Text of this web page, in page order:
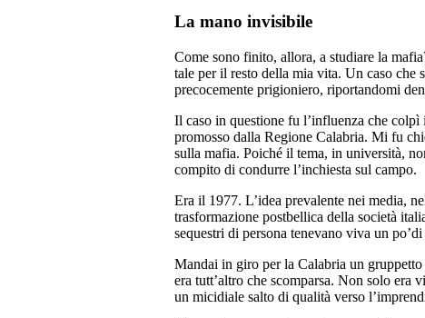
La mano invisibile
Come sono finito, allora, a studiare la
tale per il resto della mia vita. Un caso che
precocemente prigioniero, riportandomi
Il caso in questione fu l’influenza che
promosso dalla Regione Calabria. Mi fu
sulla mafia. Poiché il tema, in università,
compito di condurre l’inchiesta sul campo.
Era il 1977. L’idea prevalente nei media,
trasformazione postbellica della società
sequestri di persona tenevano viva un
Mandai in giro per la Calabria un
era tutt’altro che scomparsa. Non solo era
un micidiale salto di qualità verso